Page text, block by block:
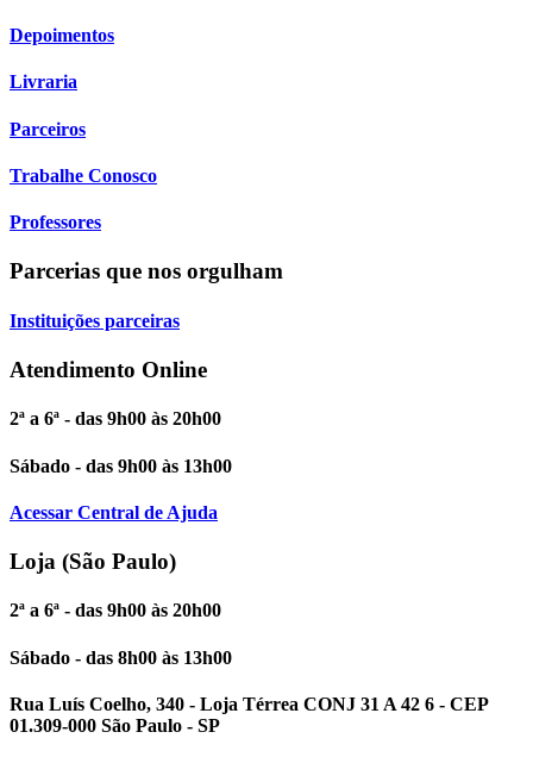
Depoimentos
Livraria
Parceiros
Trabalhe Conosco
Professores
Parcerias que nos orgulham
Instituições parceiras
Atendimento Online
2ª a 6ª - das 9h00 às 20h00
Sábado - das 9h00 às 13h00
Acessar Central de Ajuda
Loja (São Paulo)
2ª a 6ª - das 9h00 às 20h00
Sábado - das 8h00 às 13h00
Rua Luís Coelho, 340 - Loja Térrea CONJ 31 A 42 6 - CEP
01.309-000 São Paulo - SP